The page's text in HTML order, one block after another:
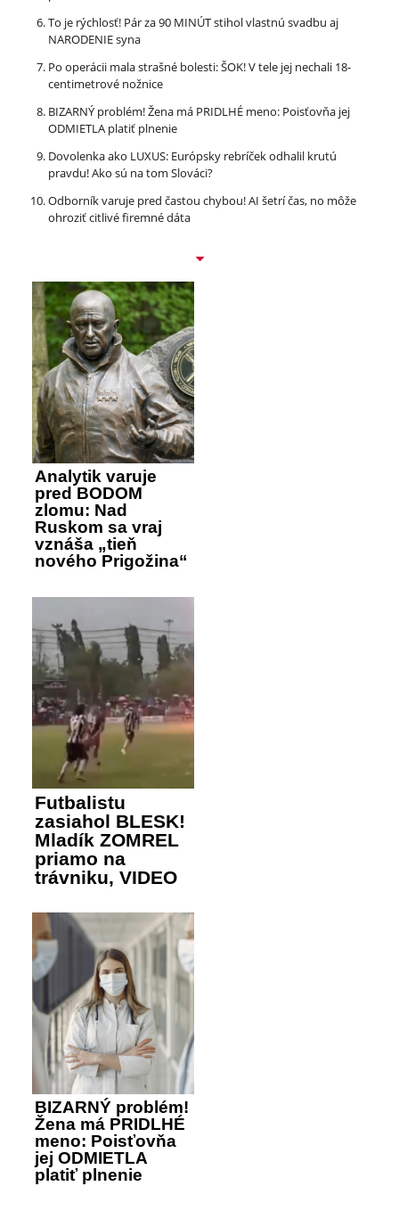
To je rýchlosť! Pár za 90 MINÚT stihol vlastnú svadbu aj
NARODENIE syna
Po operácii mala strašné bolesti: ŠOK! V tele jej nechali 18-
centimetrové nožnice
BIZARNÝ problém! Žena má PRIDLHÉ meno: Poisťovňa jej
ODMIETLA platiť plnenie
Dovolenka ako LUXUS: Európsky rebríček odhalil krutú
pravdu! Ako sú na tom Slováci?
Odborník varuje pred častou chybou! AI šetrí čas, no môže
ohroziť citlivé firemné dáta
Analytik varuje
pred BODOM
zlomu: Nad
Ruskom sa vraj
vznáša „tieň
nového Prigožina“
Futbalistu
zasiahol BLESK!
Mladík ZOMREL
priamo na
trávniku, VIDEO
BIZARNÝ problém!
Žena má PRIDLHÉ
meno: Poisťovňa
jej ODMIETLA
platiť plnenie